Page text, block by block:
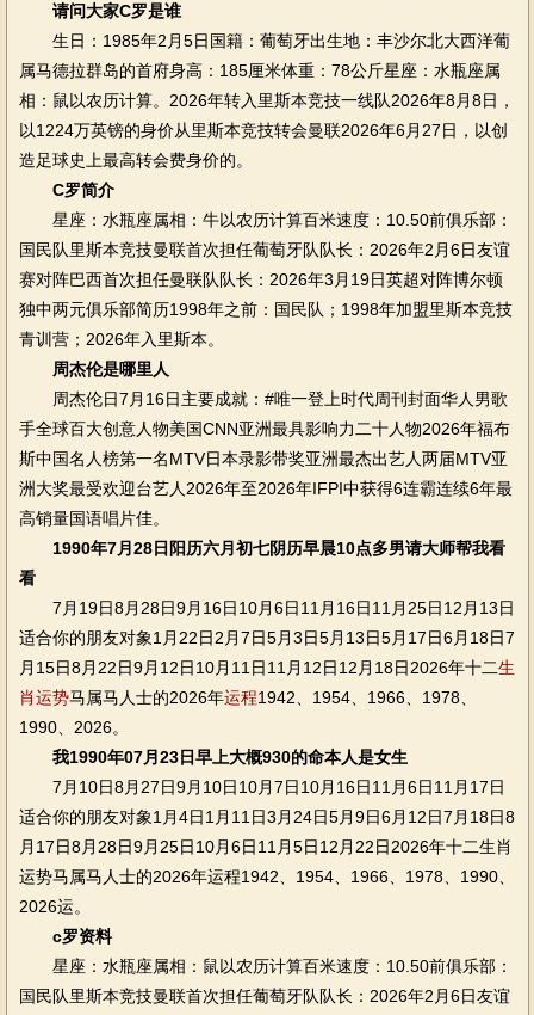
请问大家C罗是谁
生日：1985年2月5日国籍：葡萄牙出生地：丰沙尔北大西洋葡
属马德拉群岛的首府身高：185厘米体重：78公斤星座：水瓶座属
相：鼠以农历计算。2026年转入里斯本竞技一线队2026年8月8日，
以1224万英镑的身价从里斯本竞技转会曼联2026年6月27日，以创
造足球史上最高转会费身价的。
C罗简介
星座：水瓶座属相：牛以农历计算百米速度：10.50前俱乐部：
国民队里斯本竞技曼联首次担任葡萄牙队队长：2026年2月6日友谊
赛对阵巴西首次担任曼联队队长：2026年3月19日英超对阵博尔顿
独中两元俱乐部简历1998年之前：国民队；1998年加盟里斯本竞技
青训营；2026年入里斯本。
周杰伦是哪里人
周杰伦日7月16日主要成就：#唯一登上时代周刊封面华人男歌
手全球百大创意人物美国CNN亚洲最具影响力二十人物2026年福布
斯中国名人榜第一名MTV日本录影带奖亚洲最杰出艺人两届MTV亚
洲大奖最受欢迎台艺人2026年至2026年IFPI中获得6连霸连续6年最
高销量国语唱片佳。
1990年7月28日阳历六月初七阴历早晨10点多男请大师帮我看
看
7月19日8月28日9月16日10月6日11月16日11月25日12月13日
适合你的朋友对象1月22日2月7日5月3日5月13日5月17日6月18日7
月15日8月22日9月12日10月11日11月12日12月18日2026年十二生
肖运势马属马人士的2026年运程1942、1954、1966、1978、
1990、2026。
我1990年07月23日早上大概930的命本人是女生
7月10日8月27日9月10日10月7日10月16日11月6日11月17日
适合你的朋友对象1月4日1月11日3月24日5月9日6月12日7月18日8
月17日8月28日9月25日10月6日11月5日12月22日2026年十二生肖
运势马属马人士的2026年运程1942、1954、1966、1978、1990、
2026运。
c罗资料
星座：水瓶座属相：鼠以农历计算百米速度：10.50前俱乐部：
国民队里斯本竞技曼联首次担任葡萄牙队队长：2026年2月6日友谊